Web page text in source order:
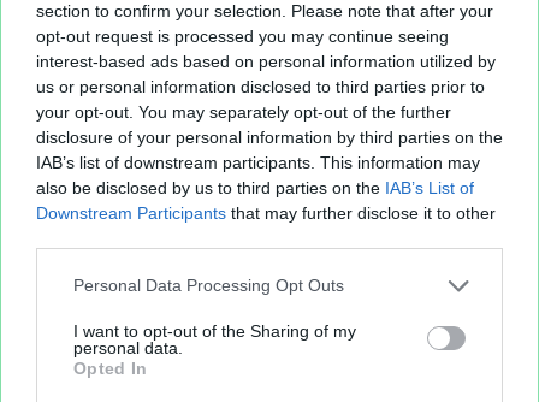
section to confirm your selection. Please note that after your
opt-out request is processed you may continue seeing
interest-based ads based on personal information utilized by
us or personal information disclosed to third parties prior to
your opt-out. You may separately opt-out of the further
disclosure of your personal information by third parties on the
IAB’s list of downstream participants. This information may
also be disclosed by us to third parties on the IAB’s List of
Downstream Participants that may further disclose it to other
Personal Data Processing Opt Outs
I want to opt-out of the Sharing of my
personal data.
Opted In